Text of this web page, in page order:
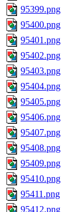
95399.png
95400.png
95401.png
95402.png
95403.png
95404.png
95405.png
95406.png
95407.png
95408.png
95409.png
95410.png
95411.png
95412.png